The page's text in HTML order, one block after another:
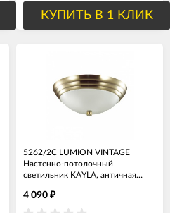
КУПИТЬ В 1 КЛИК
5262/2С LUMION VINTAGE
Настенно-потолочный
светильник KAYLA, античная
28см
4 090 ₽